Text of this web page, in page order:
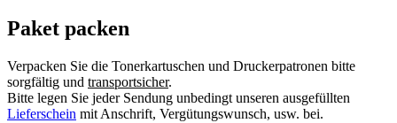
Paket packen
Verpacken Sie die Tonerkartuschen und Druckerpatronen bitte
sorgfältig und transportsicher.
Bitte legen Sie jeder Sendung unbedingt unseren ausgefüllten
Lieferschein mit Anschrift, Vergütungswunsch, usw. bei.